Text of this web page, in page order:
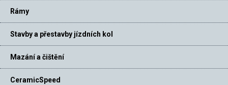
Rámy
Stavby a přestavby jízdních kol
Mazání a čištění
CeramicSpeed